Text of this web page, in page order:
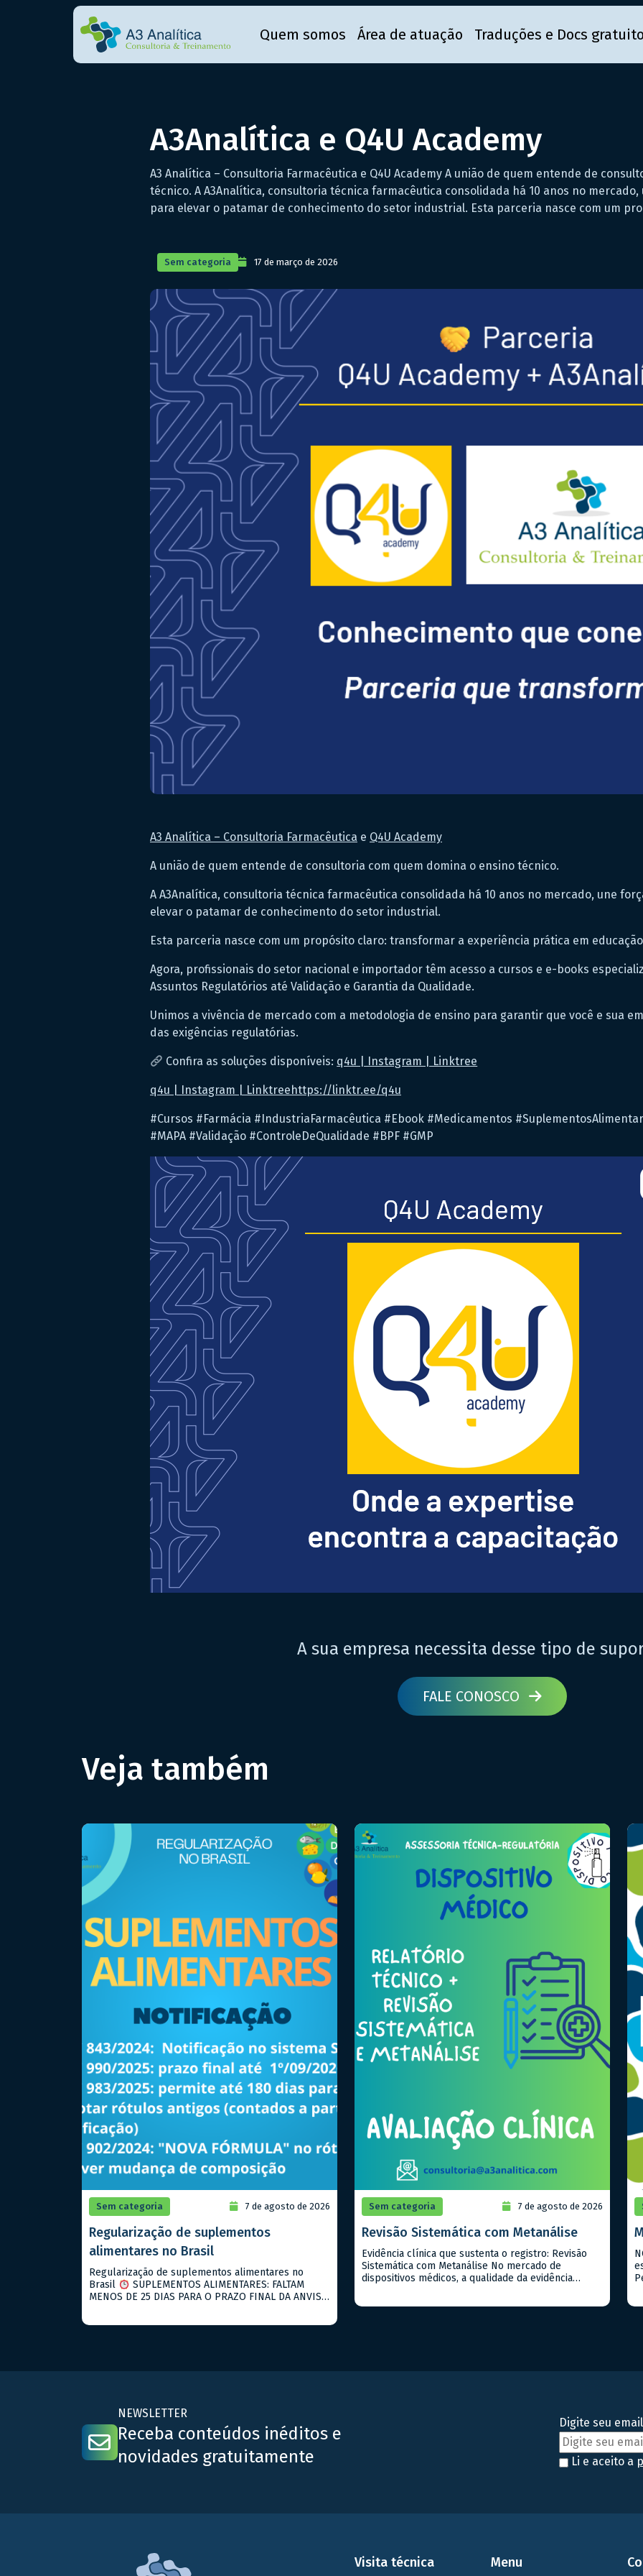
Quem somos Área de atuação Traduções e Docs
A3Analítica e Q4U Academy
A3 Analítica – Consultoria Farmacêutica e Q4U Academy A união de quem entende de
técnico. A A3Analítica, consultoria técnica farmacêutica consolidada há 10 anos no mercado,
para elevar o patamar de conhecimento do setor industrial. Esta parceria nasce com um
Sem categoria 17 de março de 2026
A3 Analítica – Consultoria Farmacêutica e Q4U Academy
A união de quem entende de consultoria com quem domina o ensino técnico.
A A3Analítica, consultoria técnica farmacêutica consolidada há 10 anos no mercado, une
elevar o patamar de conhecimento do setor industrial.
Esta parceria nasce com um propósito claro: transformar a experiência prática em
Agora, profissionais do setor nacional e importador têm acesso a cursos e e-books
Assuntos Regulatórios até Validação e Garantia da Qualidade.
Unimos a vivência de mercado com a metodologia de ensino para garantir que você e sua
das exigências regulatórias.
Confira as soluções disponíveis: q4u | Instagram | Linktree
q4u | Instagram | Linktreehttps://linktr.ee/q4u
#Cursos #Farmácia #IndustriaFarmacêutica #Ebook #Medicamentos
#MAPA #Validação #ControleDeQualidade #BPF #GMP
A sua empresa necessita desse tipo de
FALE CONOSCO
Veja também
Sem categoria 7 de agosto de 2026
Regularização de suplementos
alimentares no Brasil
Regularização de suplementos alimentares no
Brasil
SUPLEMENTOS ALIMENTARES: FALTAM
MENOS DE 25 DIAS PARA O PRAZO FINAL DA ANVISA
Sem categoria 7 de agosto de 2026
Revisão Sistemática com Metanálise
Evidência clínica que sustenta o registro: Revisão
Sistemática com Metanálise No mercado de
dispositivos médicos, a qualidade da evidência
NEWSLETTER
Receba conteúdos inéditos e
novidades gratuitamente
Digite seu email
Li e aceito a
Visita técnica Menu